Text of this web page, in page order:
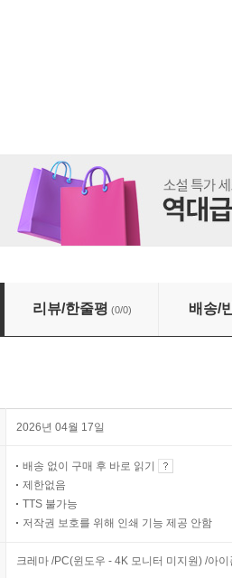
리뷰/한줄평 (0/0) 배송/
2026년 04월 17일
배송 없이 구매 후 바로 읽기
제한없음
TTS 불가능
저작권 보호를 위해 인쇄 기능 제공 안함
크레마 /PC(윈도우 - 4K 모니터 미지원) /아